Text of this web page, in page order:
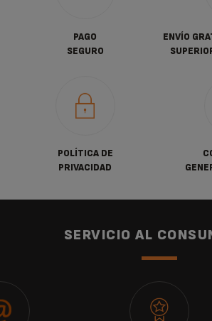
PAGO
SEGURO
ENVÍO
POLÍTICA DE
PRIVACIDAD
SERVICIO AL